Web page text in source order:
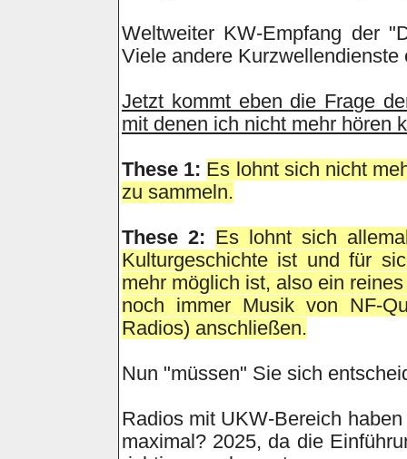
Weltweiter KW-Empfang der
Viele andere Kurzwellendienste
Jetzt kommt eben die Frage
mit denen ich nicht mehr hören
These 1: Es lohnt sich nicht
zu sammeln.
These 2: Es lohnt sich
Kulturgeschichte ist und für
mehr möglich ist, also ein
noch immer Musik von NF-
Radios) anschließen.
Nun "müssen" Sie sich
Radios mit UKW-Bereich
maximal? 2025, da die